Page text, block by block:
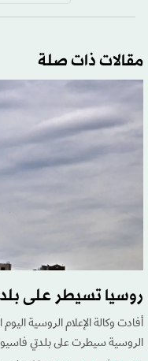
مقالات ذات صلة
روسيا تسيطر على
أفادت وكالة الإعلام الروسية
الروسية سيطرت على بلدتي